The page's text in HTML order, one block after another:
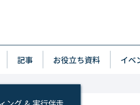
記事 お役立ち資料 イベ